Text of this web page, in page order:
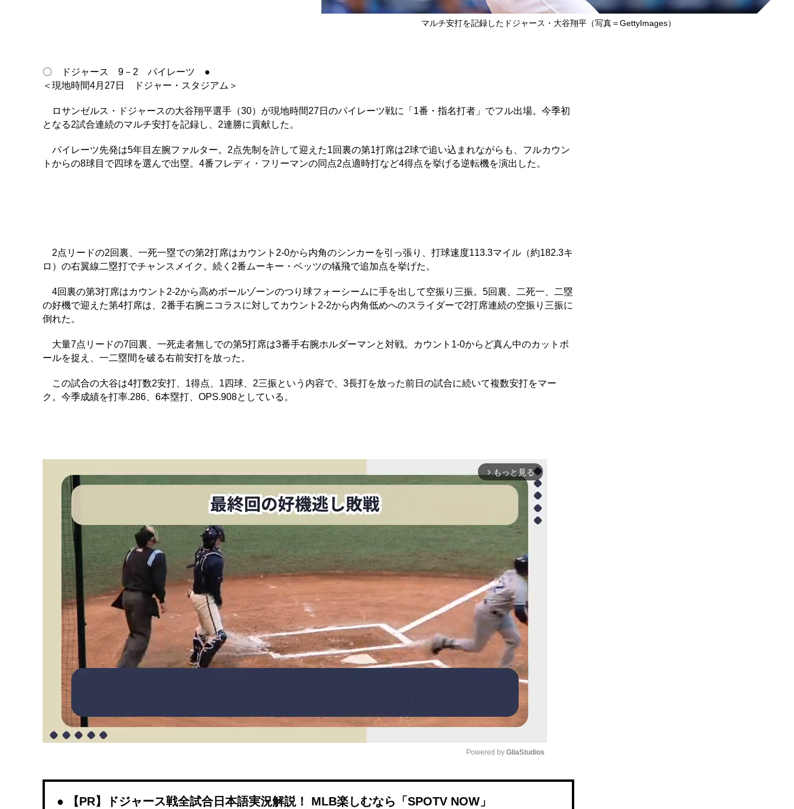
マルチ安打を記録したドジャース・大谷翔平（写真＝GettyImages）
〇 ドジャース 9－2 パイレーツ ●
＜現地時間4月27日 ドジャー・スタジアム＞
ロサンゼルス・ドジャースの大谷翔平選手（30）が現地時間27日のパイレーツ戦に「1番・指名打者」でフル出場。今季初
となる2試合連続のマルチ安打を記録し、2連勝に貢献した。
パイレーツ先発は5年目左腕ファルター。2点先制を許して迎えた1回裏の第1打席は2球で追い込まれながらも、フルカウン
トからの8球目で四球を選んで出塁。4番フレディ・フリーマンの同点2点適時打など4得点を挙げる逆転機を演出した。
2点リードの2回裏、一死一塁での第2打席はカウント2-0から内角のシンカーを引っ張り、打球速度113.3マイル（約182.3キ
ロ）の右翼線二塁打でチャンスメイク。続く2番ムーキー・ベッツの犠飛で追加点を挙げた。
4回裏の第3打席はカウント2-2から高めボールゾーンのつり球フォーシームに手を出して空振り三振。5回裏、二死一、二塁
の好機で迎えた第4打席は、2番手右腕ニコラスに対してカウント2-2から内角低めへのスライダーで2打席連続の空振り三振に
倒れた。
大量7点リードの7回裏、一死走者無しでの第5打席は3番手右腕ホルダーマンと対戦。カウント1-0からど真ん中のカットボ
ールを捉え、一二塁間を破る右前安打を放った。
この試合の大谷は4打数2安打、1得点、1四球、2三振という内容で、3長打を放った前日の試合に続いて複数安打をマー
ク。今季成績を打率.286、6本塁打、OPS.908としている。
arrow_forward_ios もっと見る
Powered by GliaStudios
【PR】ドジャース戦全試合日本語実況解説！ MLB楽しむなら「SPOTV NOW」